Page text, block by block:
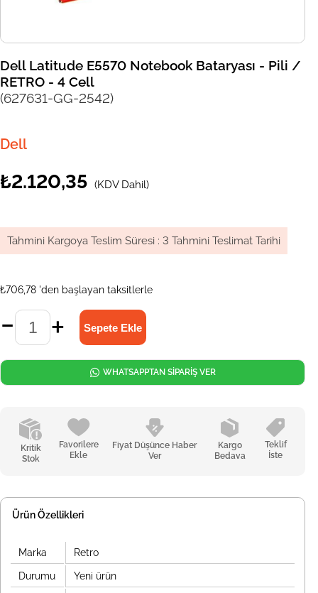
Dell Latitude E5570 Notebook Bataryası - Pili /
RETRO - 4 Cell
(627631-GG-2542)
Dell
₺2.120,35 (KDV Dahil)
Tahmini Kargoya Teslim Süresi : 3 Tahmini Teslimat Tarihi
₺706,78 'den başlayan taksitlerle
Kritik
Stok
Favorilere
Ekle
Fiyat Düşünce Haber
Ver
Kargo
Bedava
Teklif
İste
WHATSAPPTAN SİPARİŞ VER
Ürün Özellikleri
Marka Retro
Durumu Yeni ürün